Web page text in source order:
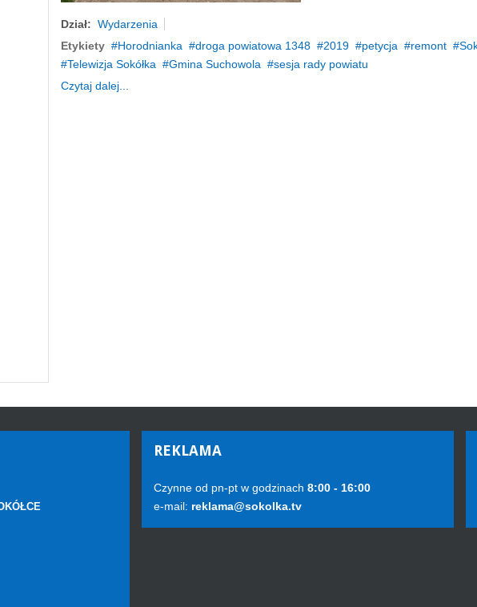
Dział: Wydarzenia
Etykiety
Horodnianka droga powiatowa 1348 2019 petycja remont
Telewizja Sokółka
Gmina Suchowola
sesja rady powiatu
Czytaj dalej...
REKLAMA
Czynne od pn-pt w godzinach 8:00 - 16:00
e-mail: reklama@sokolka.tv